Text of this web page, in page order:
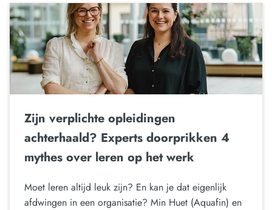
Zijn verplichte opleidingen
achterhaald? Experts doorprikken 4
mythes over leren op het werk
Moet leren altijd leuk zijn? En kan je dat eigenlijk
afdwingen in een organisatie? Min Huet (Aquafin) en